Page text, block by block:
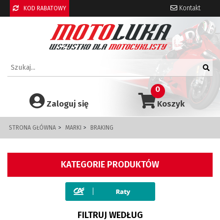
KOD RABATOWY Kontakt
Koszyk
0
Zaloguj się
STRONA GŁÓWNA MARKI BRAKING
KATEGORIE PRODUKTÓW
FILTRUJ WEDŁUG